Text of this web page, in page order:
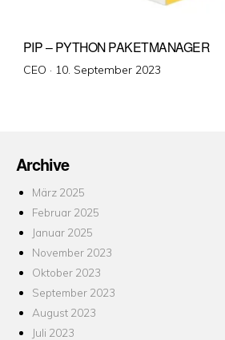
PIP – PYTHON PAKETMANAGER
CEO · Veröffentlicht
10. September 2023
Archive
März 2025
Februar 2025
Januar 2025
November 2023
Oktober 2023
September 2023
August 2023
Juli 2023